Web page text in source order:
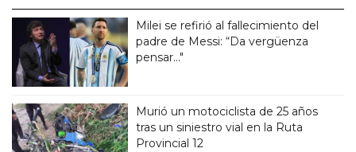
Milei se refirió al fallecimiento del
padre de Messi: “Da vergüenza
pensar..."
Murió un motociclista de 25 años
tras un siniestro vial en la Ruta
Provincial 12